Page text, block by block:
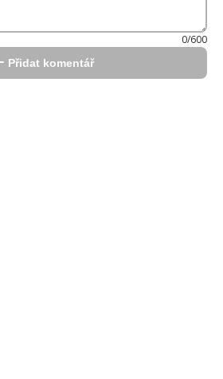
0/600
Přidat komentář